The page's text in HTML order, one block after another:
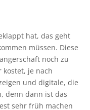
hat, das geht
müssen. Diese
noch zu
je nach
und digitale, die
denn dann ist das
sehr früh machen